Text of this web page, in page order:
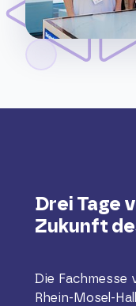
Drei Tage
Zukunft
Die Fachmesse
Rhein-Mosel-